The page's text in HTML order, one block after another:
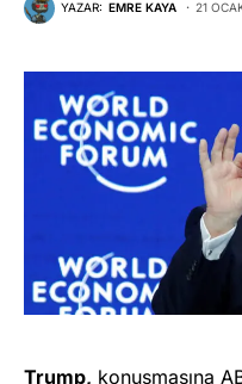
YAZAR: EMRE KAYA 21
Trump, konuşmasına